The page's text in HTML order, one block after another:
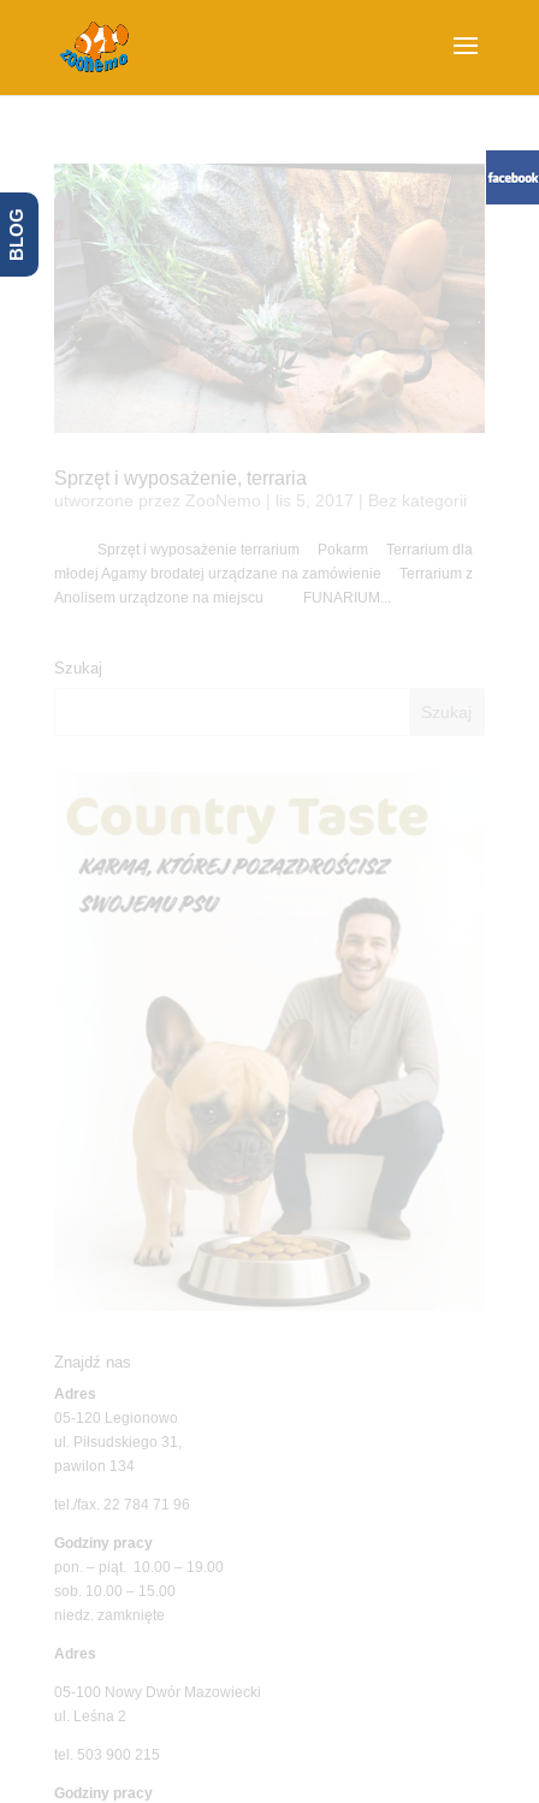
Sprzęt i wyposażenie, terraria
utworzone przez ZooNemo lis 5, 2017 | Bez kategorii
Sprzęt i wyposażenie terrarium Pokarm Terrarium dla
młodej Agamy brodatej urządzane na zamówienie Terrarium z
Anolisem urządzone na miejscu FUNARIUM...
Szukaj
Znajdź nas
Adres
05-120 Legionowo
ul. Piłsudskiego 31,
pawilon 134
tel./fax. 22 784 71 96
Godziny pracy
pon. – piąt. 10.00 – 19.00
sob. 10.00 – 15.00
niedz. zamknięte
Adres
05-100 Nowy Dwór Mazowiecki
ul. Leśna 2
tel. 503 900 215
Godziny pracy
BLOG